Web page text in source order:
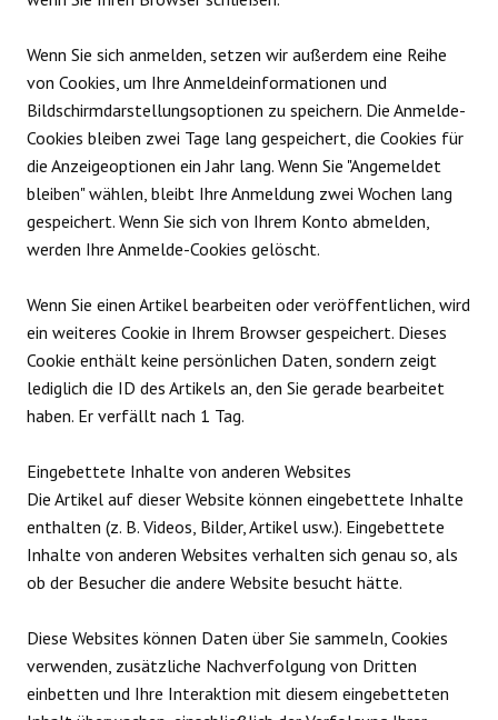
Wenn Sie sich anmelden, setzen wir außerdem eine Reihe
von Cookies, um Ihre Anmeldeinformationen und
Bildschirmdarstellungsoptionen zu speichern. Die Anmelde-
Cookies bleiben zwei Tage lang gespeichert, die Cookies für
die Anzeigeoptionen ein Jahr lang. Wenn Sie "Angemeldet
bleiben" wählen, bleibt Ihre Anmeldung zwei Wochen lang
gespeichert. Wenn Sie sich von Ihrem Konto abmelden,
werden Ihre Anmelde-Cookies gelöscht.
Wenn Sie einen Artikel bearbeiten oder veröffentlichen, wird
ein weiteres Cookie in Ihrem Browser gespeichert. Dieses
Cookie enthält keine persönlichen Daten, sondern zeigt
lediglich die ID des Artikels an, den Sie gerade bearbeitet
haben. Er verfällt nach 1 Tag.
Eingebettete Inhalte von anderen Websites
Die Artikel auf dieser Website können eingebettete Inhalte
enthalten (z. B. Videos, Bilder, Artikel usw.). Eingebettete
Inhalte von anderen Websites verhalten sich genau so, als
ob der Besucher die andere Website besucht hätte.
Diese Websites können Daten über Sie sammeln, Cookies
verwenden, zusätzliche Nachverfolgung von Dritten
einbetten und Ihre Interaktion mit diesem eingebetteten